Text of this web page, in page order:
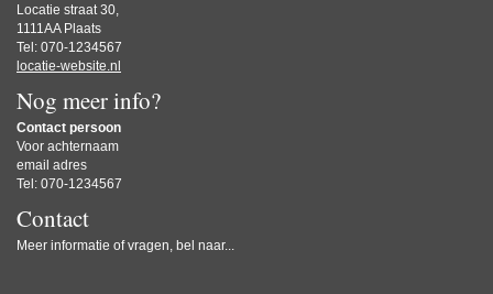
Locatie straat 30,
1111AA Plaats
Tel: 070-1234567
locatie-website.nl
Nog meer info?
Contact persoon
Voor achternaam
email adres
Tel: 070-1234567
Contact
Meer informatie of vragen, bel naar...